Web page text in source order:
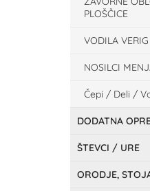
PLOŠČICE
VODILA VERIG
NOSILCI
Čepi / Deli /
DODATNA
ŠTEVCI / URE
ORODJE,